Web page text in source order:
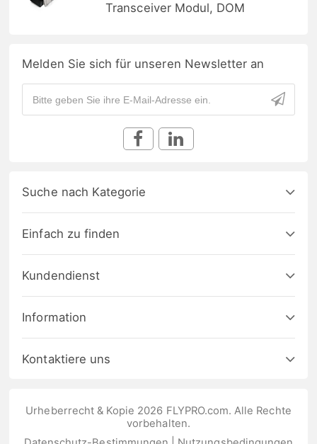
Transceiver Modul, DOM
Melden Sie sich für unseren Newsletter an
Suche nach Kategorie
Einfach zu finden
Kundendienst
Information
Kontaktiere uns
Urheberrecht & Kopie 2026 FLYPRO.com. Alle Rechte
vorbehalten.